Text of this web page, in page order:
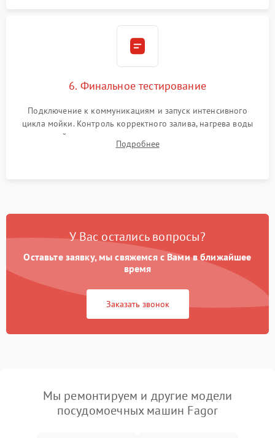
6. Финальное тестирование
Подключение к коммуникациям и запуск интенсивного
цикла мойки. Контроль корректного залива, нагрева воды
до нужной температуры, отсутствия посторонних шумов,
штатного слива и абсолютной сухости в поддоне.
Подробнее
У Вас остались вопросы?
Оставьте заявку, мы свяжемся с Вами в ближайшее
время
Заказать звонок
Мы ремонтируем и другие модели
посудомоечных машин Fagor